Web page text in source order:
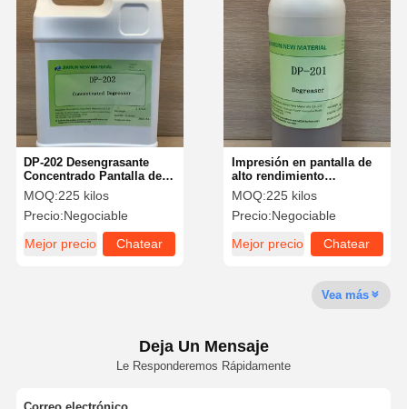
Inicio Productos
Sobre
Nosotros
Visita A La
Control De
Contacto Noticias
Chatear
Impresión en pantalla de
alto rendimiento
Desengrasante Versátil No
abrasivo
MOQ:225 kilos
Precio:Negociable
Mejor precio
Chatear
DP-202 Desengrasante
Concentrado Pantalla de
Seguridad Efectiva para
Serigrafía
MOQ:225 kilos
Precio:Negociable
Mejor precio
Chatear
Vea más
Deja Un Mensaje
Le Responderemos Rápidamente